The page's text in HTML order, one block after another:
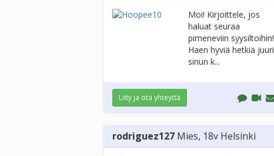
Moi! Kirjoittele, jos
haluat seuraa
pimeneviin syysiltoihin!
Haen hyviä hetkiä juuri
sinun k...
Liity ja ota yhteyttä
rodriguez127 Mies, 18v Helsinki